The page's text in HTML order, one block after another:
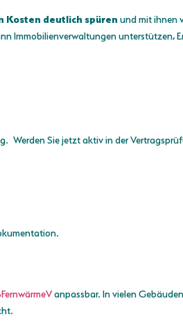
Kosten deutlich spürenund mit ihnen
Immobilienverwaltungen unterstützen,
Werden Sie jetzt aktiv in der
anpassbar. In vielen